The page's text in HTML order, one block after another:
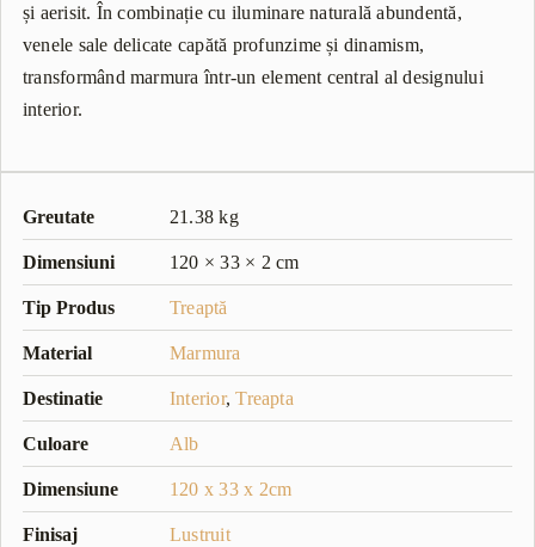
și aerisit. În combinație cu iluminare naturală abundentă,
venele sale delicate capătă profunzime și dinamism,
transformând marmura într-un element central al designului
interior.
Greutate 21.38 kg
Dimensiuni 120 × 33 × 2 cm
Tip Produs Treaptă
Material Marmura
Destinatie Interior,Treapta
Culoare Alb
Dimensiune 120 x 33 x 2cm
Finisaj Lustruit